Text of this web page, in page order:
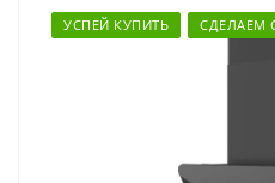
УСПЕЙ КУПИТЬ СДЕЛАЕМ